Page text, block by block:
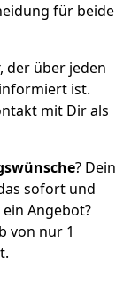
für beide
, der über jeden
ist.
mit Dir als
? Dein
sofort und
Angebot?
von nur 1